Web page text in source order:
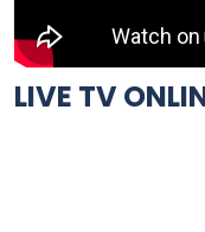
LIVE TV